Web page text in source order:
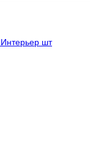
шт